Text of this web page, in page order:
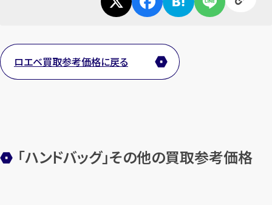
今すぐ査定金額をお伝えいた
まずはお電話 無料査定
メールで無料相談する
ロエベ買取参考価格に戻る
「ハンドバッグ」その他の買取参考価格